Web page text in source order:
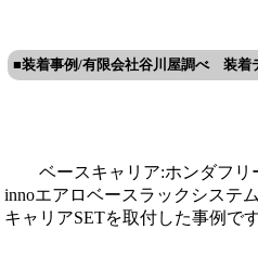
■装着事例/有限会社谷川屋調べ 装着
ベースキャリア:ホンダフリ
innoエアロベースラックシステ
キャリアSETを取付した事例です